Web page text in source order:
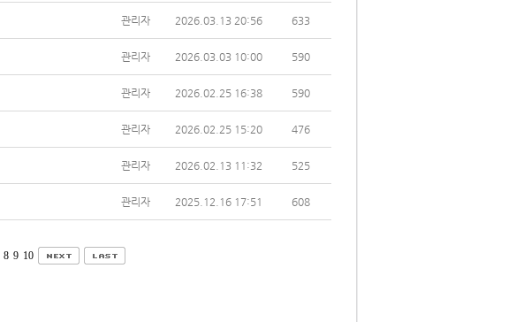
관리자 2026.03.13 20:56 633
관리자 2026.03.03 10:00 590
관리자 2026.02.25 16:38 590
관리자 2026.02.25 15:20 476
관리자 2026.02.13 11:32 525
관리자 2025.12.16 17:51 608
8 9 10